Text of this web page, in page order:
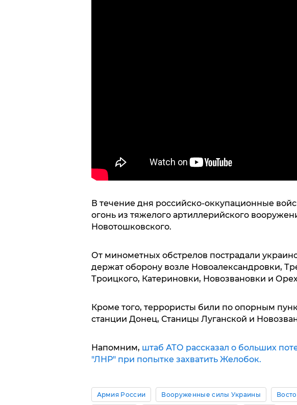
В течение дня российско-оккупационные
огонь из тяжелого артиллерийского
Новотошковского.
От минометных обстрелов пострадали
держат оборону возле Новоалександровки,
Троицкого, Катериновки, Новозвановки и
Кроме того, террористы били по опорным
станции Донец, Станицы Луганской и
Напомним, штаб АТО рассказал о больших
"ЛНР" при попытке захватить Желобок.
Армия России Вооруженные силы Украины